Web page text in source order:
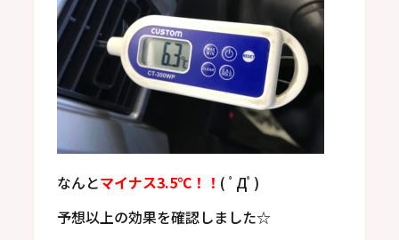
なんとマイナス3.5℃！！ ( ﾟДﾟ)
予想以上の効果を確認しました☆